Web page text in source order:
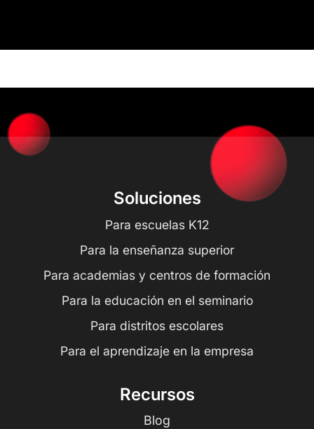
Soluciones
Para escuelas K12
Para la enseñanza superior
Para academias y centros de formación
Para la educación en el seminario
Para distritos escolares
Para el aprendizaje en la empresa
Recursos
Blog